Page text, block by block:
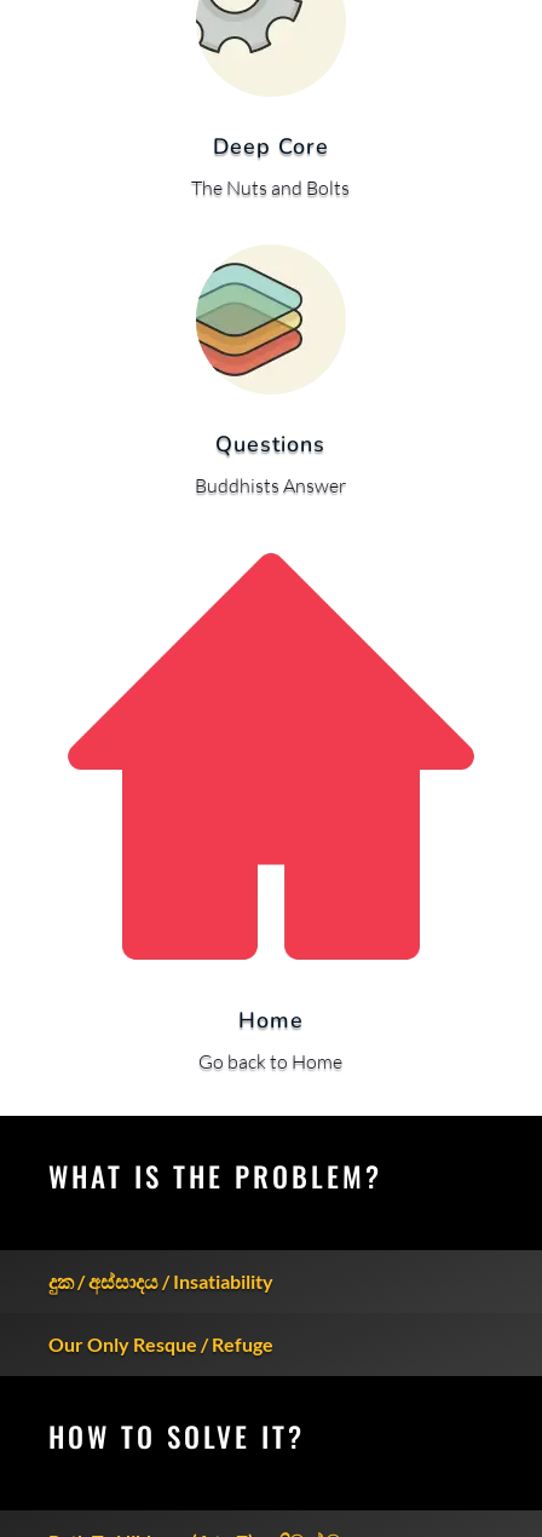
Deep Core
The Nuts and Bolts
Questions
Buddhists Answer
Home
Go back to Home
WHAT IS THE PROBLEM?
දුක / අස්සාදය / Insatiability
Our Only Resque / Refuge
HOW TO SOLVE IT?